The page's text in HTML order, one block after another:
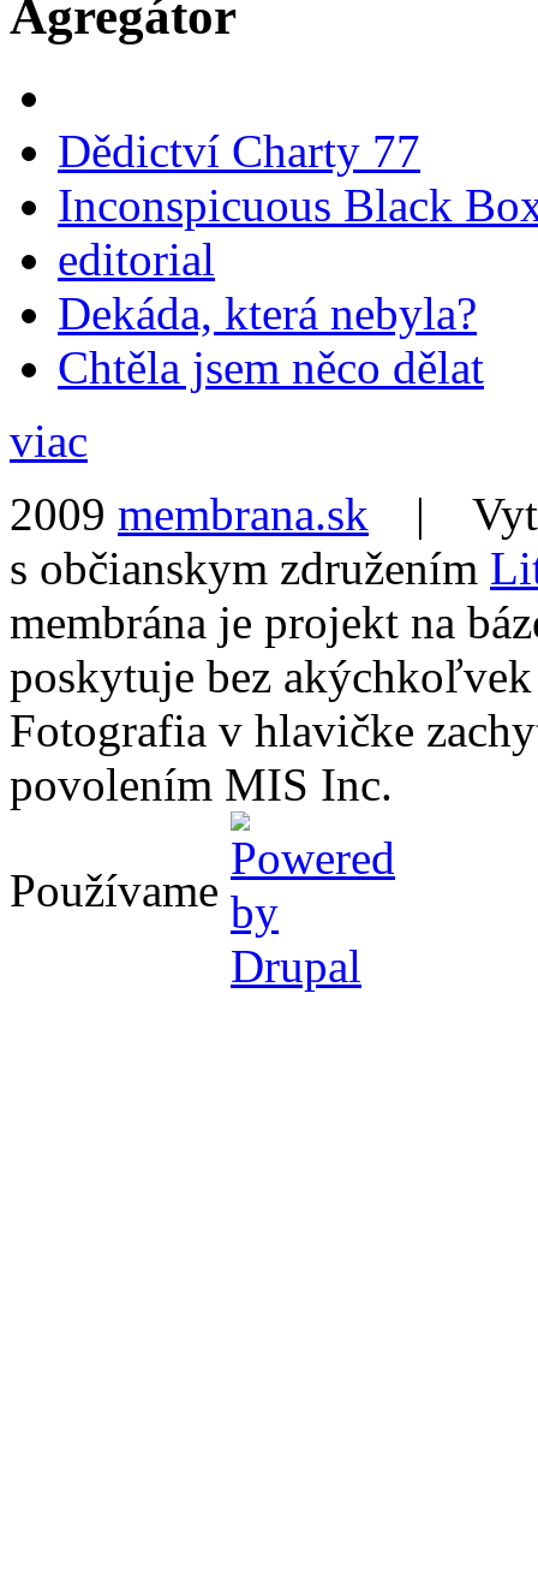
Agregátor
Dědictví Charty 77
Inconspicuous Black
editorial
Dekáda, která nebyla?
Chtěla jsem něco dělat
viac
2009 membrana.sk |
s občianskym združením
membrána je projekt na
poskytuje bez
Fotografia v hlavičke
povolením MIS Inc.
Používame